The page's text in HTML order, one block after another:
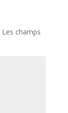
Les champs